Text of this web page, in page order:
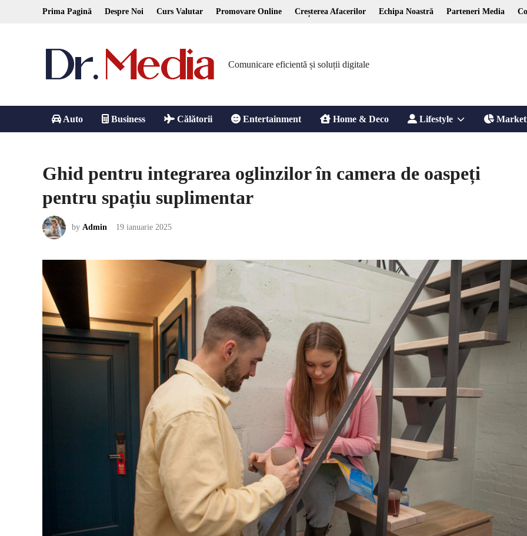
Prima Pagină Despre Noi Curs Valutar Promovare Online Creșterea Afacerilor Echipa Noastră Parteneri Media
Comunicare eficientă și soluții digitale
Auto Business Călătorii Entertainment Home & Deco Lifestyle Show
menu
Ghid pentru integrarea oglinzilor în camera de oaspeți
pentru spațiu suplimentar
by Admin 19 ianuarie 2025